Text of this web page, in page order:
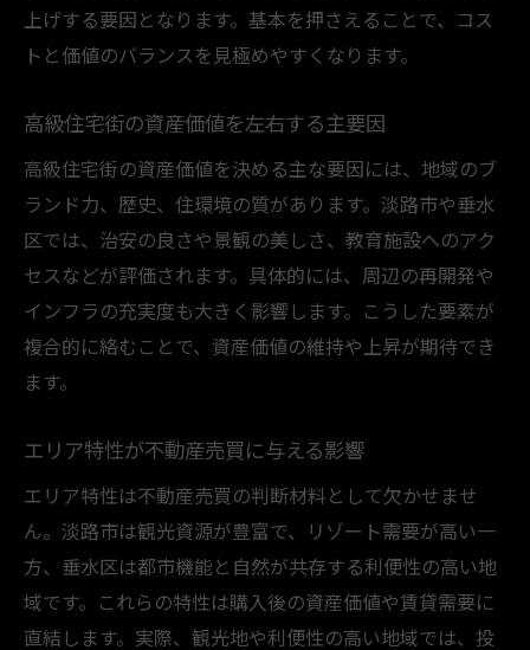
上げする要因となります。基本を押さえることで、コス
トと価値のバランスを見極めやすくなります。
高級住宅街の資産価値を左右する主要因
高級住宅街の資産価値を決める主な要因には、地域のブ
ランド力、歴史、住環境の質があります。淡路市や垂水
区では、治安の良さや景観の美しさ、教育施設へのアク
セスなどが評価されます。具体的には、周辺の再開発や
インフラの充実度も大きく影響します。こうした要素が
複合的に絡むことで、資産価値の維持や上昇が期待でき
ます。
エリア特性が不動産売買に与える影響
エリア特性は不動産売買の判断材料として欠かせませ
ん。淡路市は観光資源が豊富で、リゾート需要が高い一
方、垂水区は都市機能と自然が共存する利便性の高い地
域です。これらの特性は購入後の資産価値や賃貸需要に
直結します。実際、観光地や利便性の高い地域では、投